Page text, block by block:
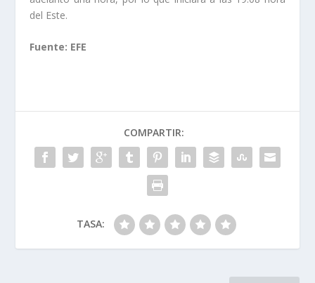
del Este.
Fuente: EFE
COMPARTIR:
TASA: